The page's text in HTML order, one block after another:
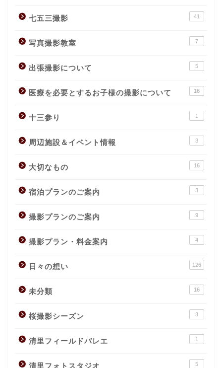
七五三撮影 41
写真撮影教室 7
出張撮影について 5
医療を必要とするお子様の撮影について 16
十三参り 1
周辺施設＆イベント情報 3
大切なもの 16
宿泊プランのご案内 3
撮影プランのご案内 9
撮影プラン・料金案内 4
日々の想い 126
未分類 16
桜撮影シーズン 3
清里フィールドバレエ 1
清里フォトスタジオ 5